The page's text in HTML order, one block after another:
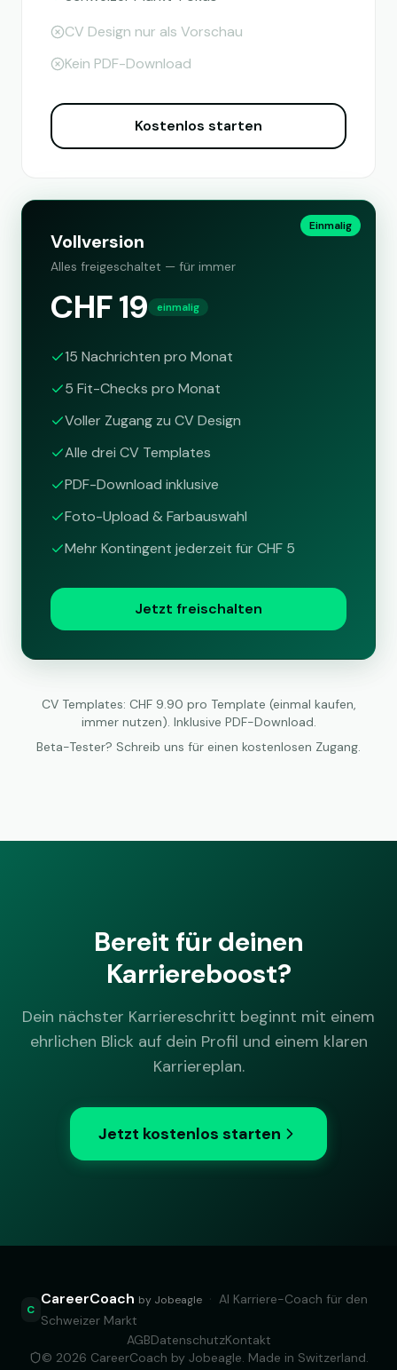
CV Design nur als Vorschau
Kein PDF-Download
Kostenlos starten
Einmalig
Vollversion
Alles freigeschaltet — für immer
CHF 19 einmalig
15 Nachrichten pro Monat
5 Fit-Checks pro Monat
Voller Zugang zu CV Design
Alle drei CV Templates
PDF-Download inklusive
Foto-Upload & Farbauswahl
Mehr Kontingent jederzeit für CHF 5
Jetzt freischalten
CV Templates: CHF 9.90 pro Template (einmal kaufen,
immer nutzen). Inklusive PDF-Download.
Beta-Tester? Schreib uns für einen kostenlosen Zugang.
Bereit für deinen
Karriereboost?
Dein nächster Karriereschritt beginnt mit einem
ehrlichen Blick auf dein Profil und einem klaren
Karriereplan.
Jetzt kostenlos starten
C
CareerCoach by Jobeagle · AI Karriere-Coach für den
Schweizer Markt
AGBDatenschutzKontakt
© 2026 CareerCoach by Jobeagle. Made in Switzerland.